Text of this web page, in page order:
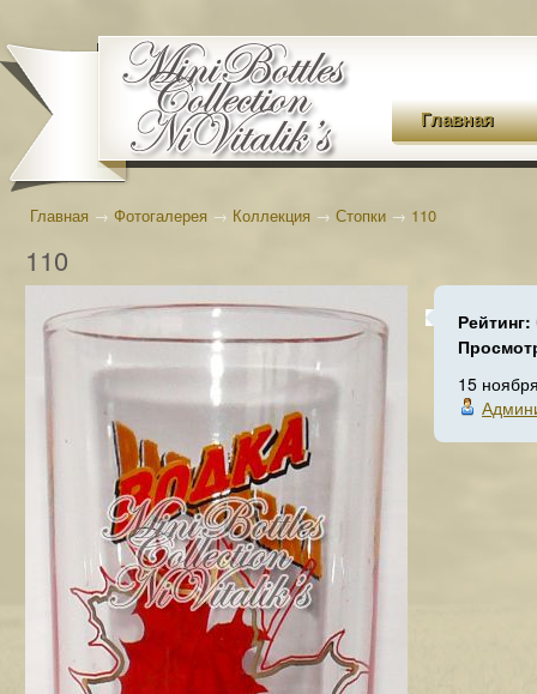
Главная
Главная → Фотогалерея → Коллекция → Стопки → 110
110
Рейтинг:
15